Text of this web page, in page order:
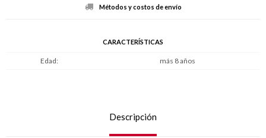
Métodos y costos de envío
CARACTERÍSTICAS
Edad más 8 años
Descripción